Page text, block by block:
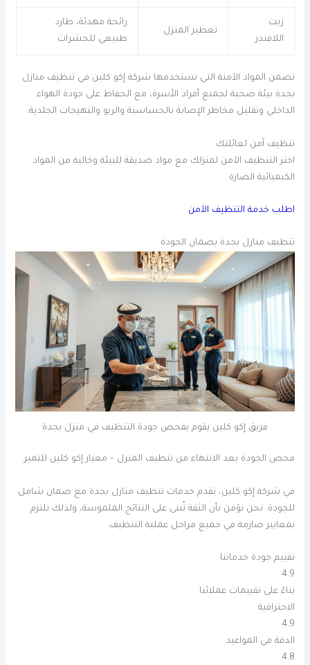
زيت
اللافندر
تعطير المنزل
رائحة مهدئة، طارد
طبيعي للحشرات
تضمن المواد الآمنة التي تستخدمها شركة إكو كلين في تنظيف منازل
بجدة بيئة صحية لجميع أفراد الأسرة، مع الحفاظ على جودة الهواء
الداخلي وتقليل مخاطر الإصابة بالحساسية والربو والتهيجات الجلدية.
تنظيف آمن لعائلتك
اختر التنظيف الآمن لمنزلك مع مواد صديقة للبيئة وخالية من المواد
الكيميائية الضارة
اطلب خدمة التنظيف الآمن
تنظيف منازل بجدة بضمان الجودة
فريق إكو كلين يقوم بفحص جودة التنظيف في منزل بجدة
فحص الجودة بعد الانتهاء من تنظيف المنزل – معيار إكو كلين للتميز
في شركة إكو كلين، نقدم خدمات تنظيف منازل بجدة مع ضمان شامل
للجودة. نحن نؤمن بأن الثقة تُبنى على النتائج الملموسة، ولذلك نلتزم
بمعايير صارمة في جميع مراحل عملية التنظيف.
تقييم جودة خدماتنا
4.9
بناءً على تقييمات عملائنا
الاحترافية
4.9
الدقة في المواعيد
4.8